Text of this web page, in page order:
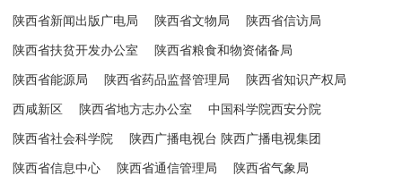
陕西省新闻出版广电局 陕西省文物局 陕西省信访局
陕西省扶贫开发办公室 陕西省粮食和物资储备局
陕西省能源局 陕西省药品监督管理局 陕西省知识产权局
西咸新区 陕西省地方志办公室 中国科学院西安分院
陕西省社会科学院 陕西广播电视台 陕西广播电视集团
陕西省信息中心 陕西省通信管理局 陕西省气象局